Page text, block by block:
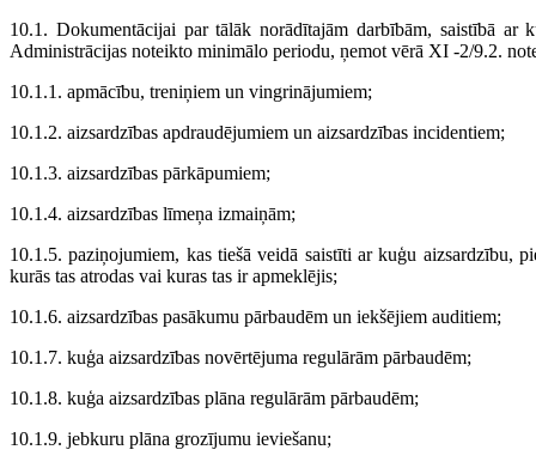
10.1. Dokumentācijai par tālāk norādītajām darbībām, saistībā ar
Administrācijas noteikto minimālo periodu, ņemot vērā XI -2/9.2.
10.1.1. apmācību, treniņiem un vingrinājumiem;
10.1.2. aizsardzības apdraudējumiem un aizsardzības incidentiem;
10.1.3. aizsardzības pārkāpumiem;
10.1.4. aizsardzības līmeņa izmaiņām;
10.1.5. paziņojumiem, kas tiešā veidā saistīti ar kuģu aizsardzību,
kurās tas atrodas vai kuras tas ir apmeklējis;
10.1.6. aizsardzības pasākumu pārbaudēm un iekšējiem auditiem;
10.1.7. kuģa aizsardzības novērtējuma regulārām pārbaudēm;
10.1.8. kuģa aizsardzības plāna regulārām pārbaudēm;
10.1.9. jebkuru plāna grozījumu ieviešanu;